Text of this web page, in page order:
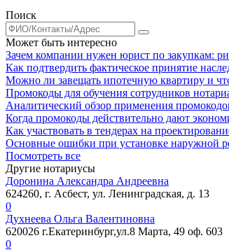
Поиск
Может быть интересно
Зачем компании нужен юрист по закупкам:
Как подтвердить фактическое принятие
Можно ли завещать ипотечную квартиру и
Промокоды для обучения сотрудников
Аналитический обзор применения
Когда промокоды действительно дают
Как участвовать в тендерах на
Основные ошибки при установке наружной
Посмотреть все
Другие нотариусы
Доронина Александра Андреевна
624260, г. Асбест, ул. Ленинградская, д. 13
0
Духнеева Ольга Валентиновна
620026 г.Екатеринбург,ул.8 Марта, 49 оф. 603
0